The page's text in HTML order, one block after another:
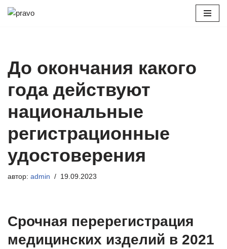
До окончания какого
года действуют
национальные
регистрационные
удостоверения
автор: admin 19.09.2023
Срочная перерегистрация
медицинских изделий в 2021